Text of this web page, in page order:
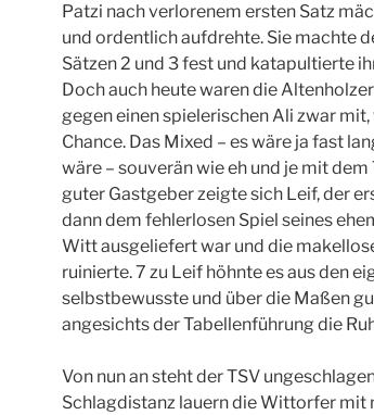
Patzi nach verlorenem ersten Satz
und ordentlich aufdrehte. Sie machte
Sätzen 2 und 3 fest und katapultierte
Doch auch heute waren die
gegen einen spielerischen Ali zwar
Chance. Das Mixed – es wäre ja fast
wäre – souverän wie eh und je mit
guter Gastgeber zeigte sich Leif, der
dann dem fehlerlosen Spiel seines
Witt ausgeliefert war und die
ruinierte. 7 zu Leif höhnte es aus den
selbstbewusste und über die Maßen
angesichts der Tabellenführung die
Von nun an steht der TSV
Schlagdistanz lauern die Wittorfer mit